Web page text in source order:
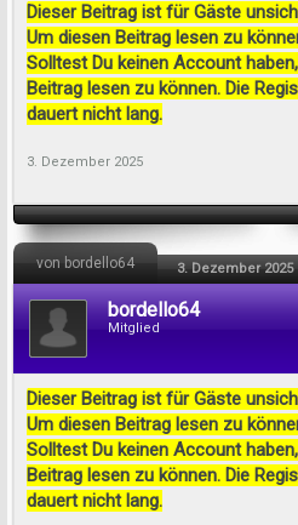
Dieser Beitrag ist für Gäste
Um diesen Beitrag lesen zu
Solltest Du keinen Account haben,
Beitrag lesen zu können. Die
dauert nicht lang.
3. Dezember 2025
von bordello64 3. Dezember 2025
bordello64
Mitglied
Dieser Beitrag ist für Gäste
Um diesen Beitrag lesen zu
Solltest Du keinen Account haben,
Beitrag lesen zu können. Die
dauert nicht lang.